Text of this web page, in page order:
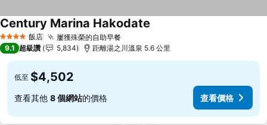
4 星級 飯店 屢獲殊榮的自助早餐
Century Marina Hakodate
9.1 超級讚 5,834 距離湯之川溫泉 5.6 公里
低至 $4,502
查看其他 8 個網站的價格 查看價格